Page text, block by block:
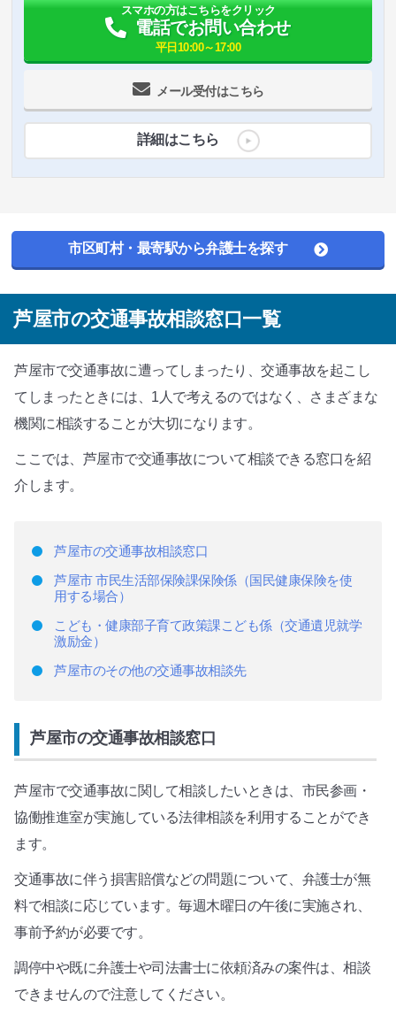
メール受付はこちら
スマホの方はこちらをクリック
電話でお問い合わせ
平日10:00～17:00
詳細はこちら
市区町村・最寄駅から弁護士を探す
芦屋市の交通事故相談窓口一覧
芦屋市で交通事故に遭ってしまったり、交通事故を起こし
てしまったときには、1人で考えるのではなく、さまざまな
機関に相談することが大切になります。
ここでは、芦屋市で交通事故について相談できる窓口を紹
介します。
芦屋市の交通事故相談窓口
芦屋市 市民生活部保険課保険係（国民健康保険を使
用する場合）
こども・健康部子育て政策課こども係（交通遺児就学
激励金）
芦屋市のその他の交通事故相談先
芦屋市の交通事故相談窓口
芦屋市で交通事故に関して相談したいときは、市民参画・
協働推進室が実施している法律相談を利用することができ
ます。
交通事故に伴う損害賠償などの問題について、弁護士が無
料で相談に応じています。毎週木曜日の午後に実施され、
事前予約が必要です。
調停中や既に弁護士や司法書士に依頼済みの案件は、相談
できませんので注意してください。